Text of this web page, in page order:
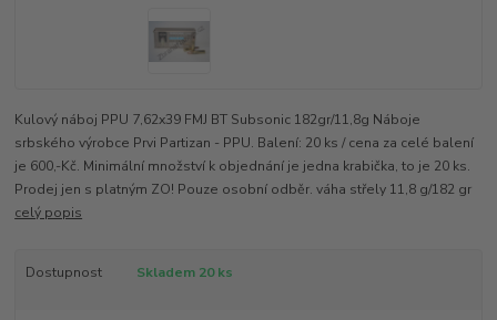
Kulový náboj PPU 7,62x39 FMJ BT Subsonic 182gr/11,8g Náboje
srbského výrobce Prvi Partizan - PPU. Balení: 20 ks / cena za celé balení
je 600,-Kč. Minimální množství k objednání je jedna krabička, to je 20 ks.
Prodej jen s platným ZO! Pouze osobní odběr. váha střely 11,8 g/182 gr
celý popis
Dostupnost Skladem 20 ks